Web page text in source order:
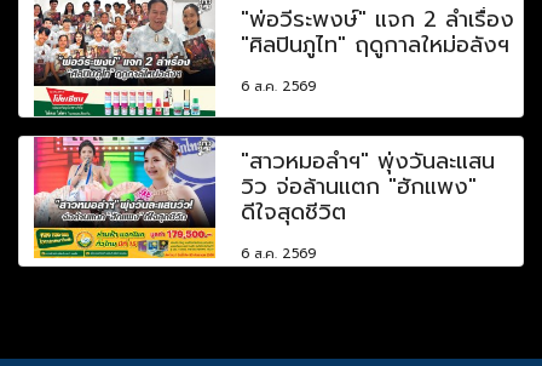
"พ่อวีระพงษ์" แจก 2 ลำเรื่อง
"ศิลปินภูไท" ฤดูกาลใหม่อลังฯ
6 ส.ค. 2569
"สาวหมอลำฯ" พุ่งวันละแสน
วิว จ่อล้านแตก "ฮักแพง"
ดีใจสุดชีวิต
6 ส.ค. 2569